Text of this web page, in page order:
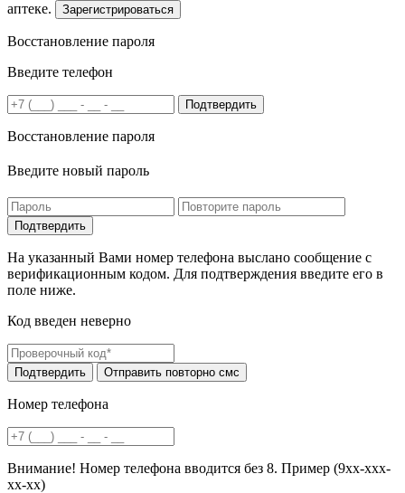
аптеке.
Зарегистрироваться
Восстановление пароля
Введите телефон
Подтвердить
Восстановление пароля
Введите новый пароль
На указанный Вами номер телефона выслано сообщение с
верификационным кодом. Для подтверждения введите его в
поле ниже.
Код введен неверно
Номер телефона
Внимание! Номер телефона вводится без 8. Пример (9хх-ххх-
хх-хх)